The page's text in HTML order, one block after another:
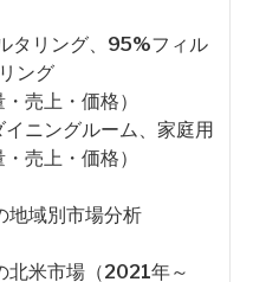
タリング、95%フィル
ング
売上・価格）
ニングルーム、家庭用
売上・価格）
地域別市場分析
北米市場（2021年～